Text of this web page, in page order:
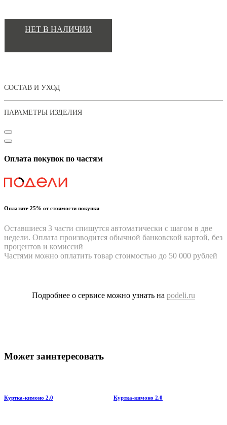
НЕТ В НАЛИЧИИ
СОСТАВ И УХОД
ПАРАМЕТРЫ ИЗДЕЛИЯ
Оплата покупок по частям
Оплатите 25% от стоимости покупки
Оставшиеся 3 части спишутся автоматически с шагом в две
недели. Оплата производится обычной банковской картой, без
процентов и комиссий
Частями можно оплатить товар стоимостью до 50 000 рублей
Подробнее о сервисе можно узнать на podeli.ru
Может заинтересовать
Куртка-кимоно 2.0 Куртка-кимоно 2.0